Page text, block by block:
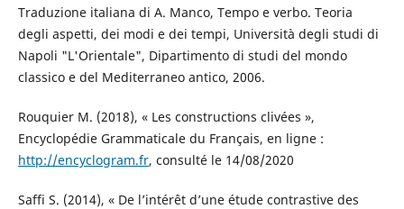
Traduzione italiana di A. Manco, Tempo e verbo. Teoria
degli aspetti, dei modi e dei tempi, Università degli studi di
Napoli "L'Orientale", Dipartimento di studi del mondo
classico e del Mediterraneo antico, 2006.
Rouquier M. (2018), « Les constructions clivées »,
Encyclopédie Grammaticale du Français, en ligne :
http://encyclogram.fr, consulté le 14/08/2020
Saffi S. (2014), « De l’intérêt d’une étude contrastive des